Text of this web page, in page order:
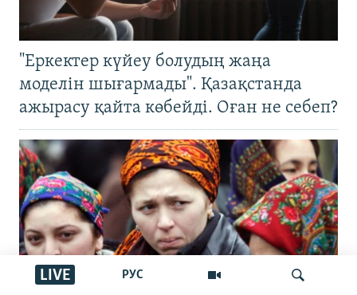
РУС
LIVE
"Еркектер күйеу болудың жаңа
моделін шығармады". Қазақстанда
ажырасу қайта көбейді. Оған не себеп?